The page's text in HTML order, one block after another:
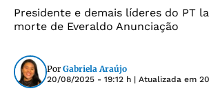
Presidente e demais líderes do PT
morte de Everaldo Anunciação
Por Gabriela Araújo
20/08/2025 - 19:12 h | Atualizada em